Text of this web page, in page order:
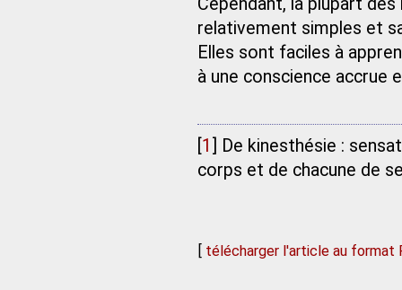
relativement simples et
Elles sont faciles à
à une conscience accrue
1
De kinesthésie :
corps et de chacune de
[ télécharger l'article au format